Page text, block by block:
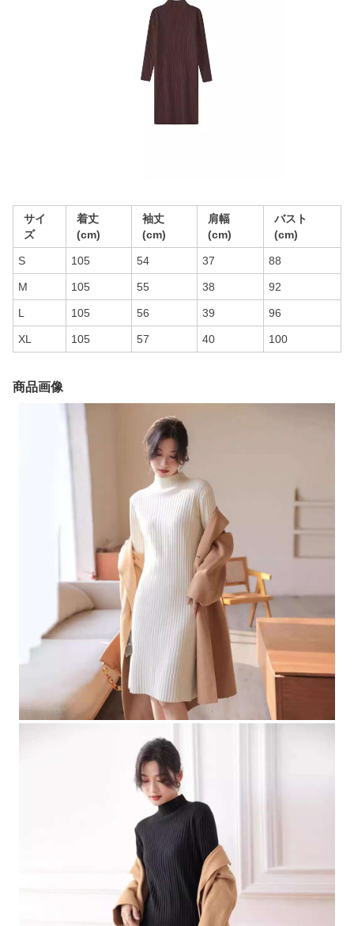
サイ
ズ
着丈
(cm)
袖丈
(cm)
肩幅
(cm)
バスト
(cm)
S 105 54 37 88
M 105 55 38 92
L 105 56 39 96
XL 105 57 40 100
商品画像